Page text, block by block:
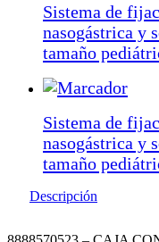
Sistema de
nasogástrica y
tamaño
Sistema de
nasogástrica y
tamaño
Descripción